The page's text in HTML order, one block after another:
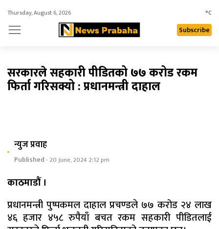
Thursday, August 6, 2026 °C
Subscribe
सरकारले सहकारी पीडितको ७७ करोड रकम
फिर्ता गरिसक्यो : प्रधानमन्त्री दाहाल
न्युज प्रवाह
Published- 20 June, 2024 2:12 pm
काठमाडौं ।
प्रधानमन्त्री पुष्पकमल दाहाल प्रचण्‍डले ७७ करोड २४ लाख
४६ हजार ४५८ रुपैयाँ बचत रकम सहकारी पीडितलाई